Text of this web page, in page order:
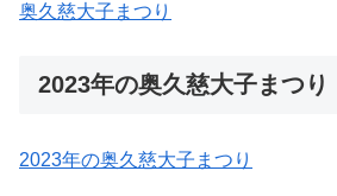
奥久慈大子まつり
2023年の奥久慈大子まつり
2023年の奥久慈大子まつり